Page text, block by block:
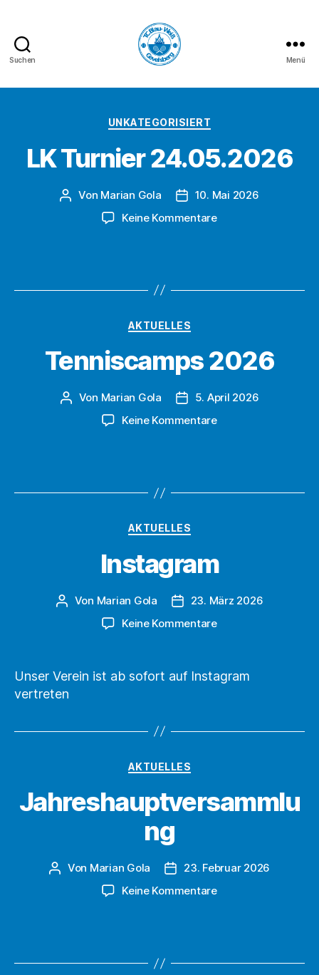
Suchen
Weiß
Gevelsberg
e.V.
Menü
Kategorien
UNKATEGORISIERT
LK Turnier 24.05.2026
Beitragsautor
Von Marian Gola Beitragsdatum
10. Mai 2026
Keine Kommentarezu
Kategorien
AKTUELLES
Tenniscamps 2026
Beitragsautor
Von Marian Gola Beitragsdatum
5. April 2026
Keine Kommentarezu
Kategorien
AKTUELLES
Instagram
Beitragsautor
Von Marian Gola Beitragsdatum
23. März 2026
Keine Kommentarezu
Unser Verein ist ab sofort auf Instagram
vertreten
Kategorien
AKTUELLES
Jahreshauptversammlu
ng
Beitragsautor
Von Marian Gola Beitragsdatum
23. Februar 2026
Keine Kommentarezu